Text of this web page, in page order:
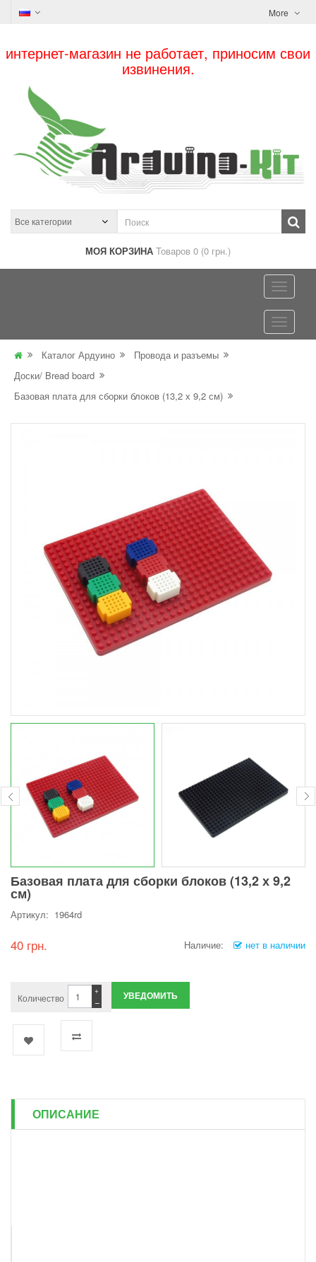
More
интернет-магазин не работает, приносим свои
извинения.
МОЯ КОРЗИНА Товаров 0 (0 грн.)
Каталог Ардуино
Провода и разъемы
Доски/ Bread board
Базовая плата для сборки блоков (13,2 х 9,2 см)
Базовая плата для сборки блоков (13,2 х 9,2
см)
Артикул: 1964rd
40 грн. Наличие: нет в наличии
Количество −
+ УВЕДОМИТЬ
ОПИСАНИЕ